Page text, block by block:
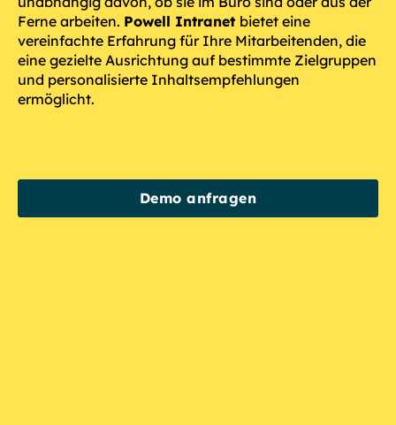
Ferne arbeiten. Powell Intranet bietet eine
vereinfachte Erfahrung für Ihre Mitarbeitenden, die
eine gezielte Ausrichtung auf bestimmte Zielgruppen
und personalisierte Inhaltsempfehlungen
ermöglicht.
Demo anfragen